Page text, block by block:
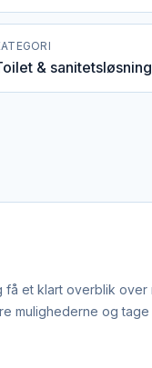
&
et klart overblik
mulighederne og